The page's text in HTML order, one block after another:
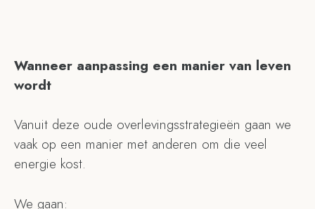
Wanneer aanpassing een manier van leven
wordt
Vanuit deze oude overlevingsstrategieën gaan we
vaak op een manier met anderen om die veel
energie kost.
We gaan: